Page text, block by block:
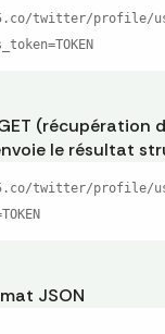
twitter/profile/
(récupération
le résultat
twitter/profile/
JSON